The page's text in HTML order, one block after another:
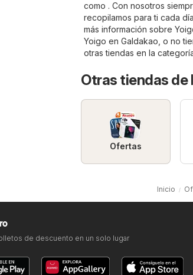
como . Con nosotros
recopilamos para ti cada
más información sobre
Yoigo en Galdakao, o no
otras tiendas en la
Otras tiendas de
Ofertas
Inicio
de descuento en un solo lugar